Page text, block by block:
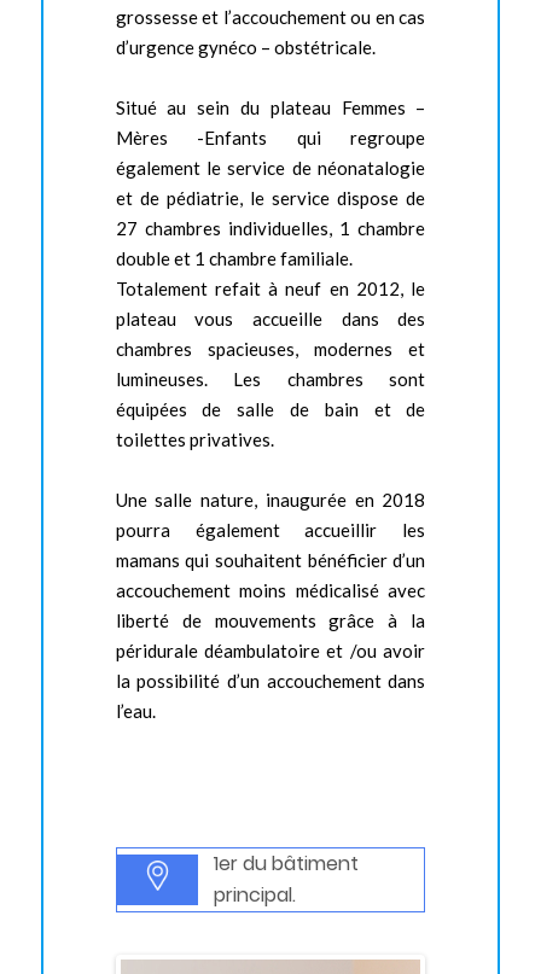
grossesse et l’accouchement ou en cas
d’urgence gynéco – obstétricale.
Situé au sein du plateau Femmes –
Mères -Enfants qui regroupe
également le service de néonatalogie
et de pédiatrie, le service dispose de
27 chambres individuelles, 1 chambre
double et 1 chambre familiale.
Totalement refait à neuf en 2012, le
plateau vous accueille dans des
chambres spacieuses, modernes et
lumineuses. Les chambres sont
équipées de salle de bain et de
toilettes privatives.
Une salle nature, inaugurée en 2018
pourra également accueillir les
mamans qui souhaitent bénéficier d’un
accouchement moins médicalisé avec
liberté de mouvements grâce à la
péridurale déambulatoire et /ou avoir
la possibilité d’un accouchement dans
l’eau.
1erdu bâtiment
principal.